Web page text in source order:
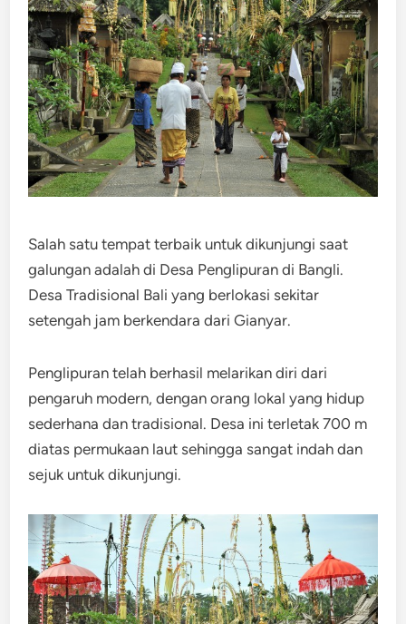
Salah satu tempat terbaik untuk dikunjungi saat
galungan adalah di Desa Penglipuran di Bangli.
Desa Tradisional Bali yang berlokasi sekitar
setengah jam berkendara dari Gianyar.
Penglipuran telah berhasil melarikan diri dari
pengaruh modern, dengan orang lokal yang hidup
sederhana dan tradisional. Desa ini terletak 700 m
diatas permukaan laut sehingga sangat indah dan
sejuk untuk dikunjungi.